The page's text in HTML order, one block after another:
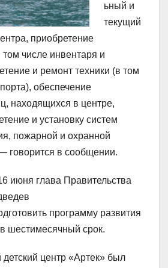
ьный и
текущий
приобретение
числе инвентаря и
и ремонт техники (в том
обеспечение
находящихся в центре,
и установку систем
пожарной и охранной
говорится в сообщении.
июня глава Правительства
программу развития
в шестимесячный срок.
центр «Артек» был